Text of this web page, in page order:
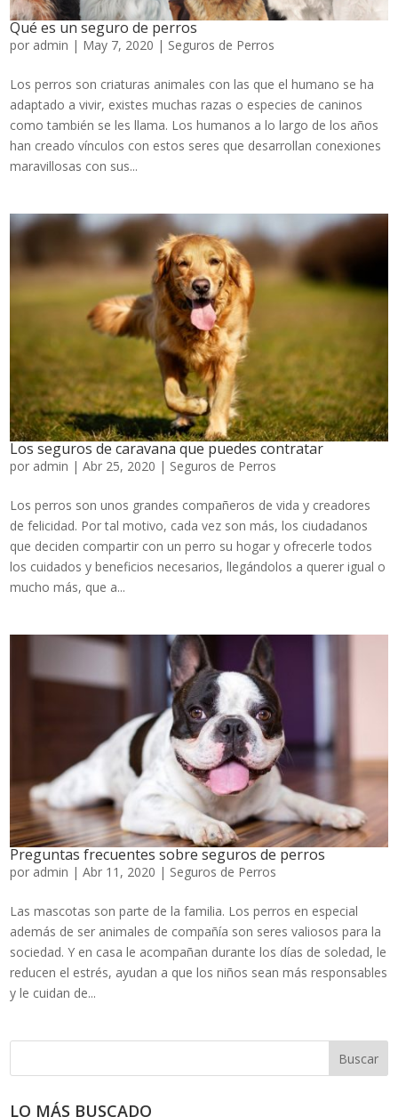
Qué es un seguro de perros
por admin | May 7, 2020 | Seguros de Perros
Los perros son criaturas animales con las que el humano se ha
adaptado a vivir, existes muchas razas o especies de caninos
como también se les llama. Los humanos a lo largo de los años
han creado vínculos con estos seres que desarrollan conexiones
maravillosas con sus...
Los seguros de caravana que puedes contratar
por admin |Abr 25, 2020 | Seguros de Perros
Los perros son unos grandes compañeros de vida y creadores
de felicidad. Por tal motivo, cada vez son más, los ciudadanos
que deciden compartir con un perro su hogar y ofrecerle todos
los cuidados y beneficios necesarios, llegándolos a querer igual o
mucho más, que a...
Preguntas frecuentes sobre seguros de perros
por admin |Abr 11, 2020 | Seguros de Perros
Las mascotas son parte de la familia. Los perros en especial
además de ser animales de compañía son seres valiosos para la
sociedad. Y en casa le acompañan durante los días de soledad, le
reducen el estrés, ayudan a que los niños sean más responsables
y le cuidan de...
Buscar
LO MÁS BUSCADO